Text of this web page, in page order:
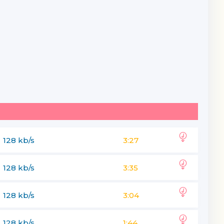
128 kb/s 3:27
128 kb/s 3:35
128 kb/s 3:04